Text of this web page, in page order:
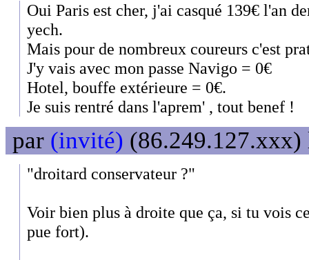
Oui Paris est cher, j'ai casqué 139€ l'an
yech.
Mais pour de nombreux coureurs c'est
J'y vais avec mon passe Navigo = 0€
Hotel, bouffe extérieure = 0€.
Je suis rentré dans l'aprem' , tout benef !
par (invité) (86.249.127.xxx)
"droitard conservateur ?"
Voir bien plus à droite que ça, si tu vois
pue fort).